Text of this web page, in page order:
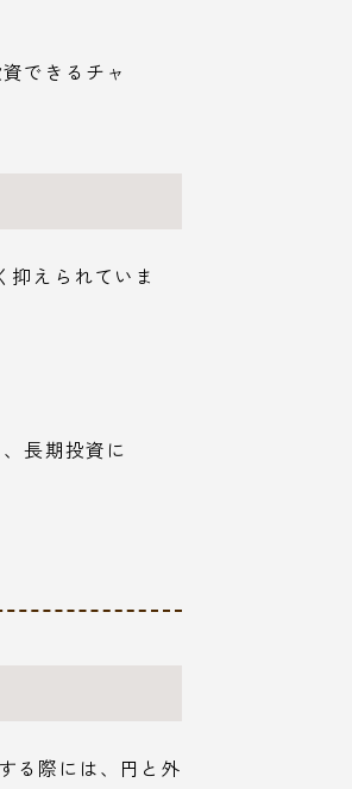
できるチャ
抑えられていま
長期投資に
る際には、円と外